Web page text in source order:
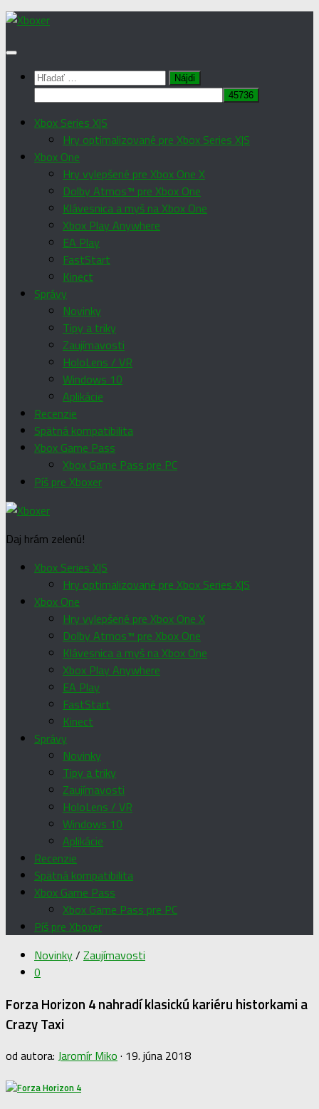
Preskočiť
obsah
Hľadať:
Xbox Series X|S
Hry optimalizované pre Xbox Series X|S
Xbox One
Hry vylepšené pre Xbox One X
Dolby Atmos™ pre Xbox One
Klávesnica a myš na Xbox One
Xbox Play Anywhere
EA Play
FastStart
Kinect
Správy
Novinky
Tipy a triky
Zaujímavosti
HoloLens / VR
Windows 10
Aplikácie
Recenzie
Spätná kompatibilita
Xbox Game Pass
Xbox Game Pass pre PC
Píš pre Xboxer
Daj hrám zelenú!
Xbox Series X|S
Hry optimalizované pre Xbox Series X|S
Xbox One
Hry vylepšené pre Xbox One X
Dolby Atmos™ pre Xbox One
Klávesnica a myš na Xbox One
Xbox Play Anywhere
EA Play
FastStart
Kinect
Správy
Novinky
Tipy a triky
Zaujímavosti
HoloLens / VR
Windows 10
Aplikácie
Recenzie
Spätná kompatibilita
Xbox Game Pass
Xbox Game Pass pre PC
Píš pre Xboxer
Novinky/ Zaujímavosti
0
Forza Horizon 4 nahradí klasickú kariéru historkami a
Crazy Taxi
od autora: Jaromír Miko · 19. júna 2018